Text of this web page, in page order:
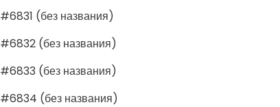
#6831 (без названия)
#6832 (без названия)
#6833 (без названия)
#6834 (без названия)